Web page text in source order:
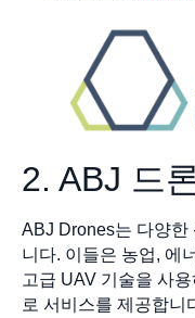
2. ABJ 드
ABJ Drones는 다양한
니다. 이들은 농업, 에
고급 UAV 기술을 사
로 서비스를 제공합니